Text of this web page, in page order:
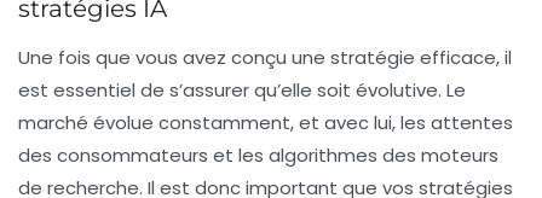
stratégies IA
Une fois que vous avez conçu une stratégie efficace, il
est essentiel de s’assurer qu’elle soit évolutive. Le
marché évolue constamment, et avec lui, les attentes
des consommateurs et les algorithmes des moteurs
de recherche. Il est donc important que vos stratégies